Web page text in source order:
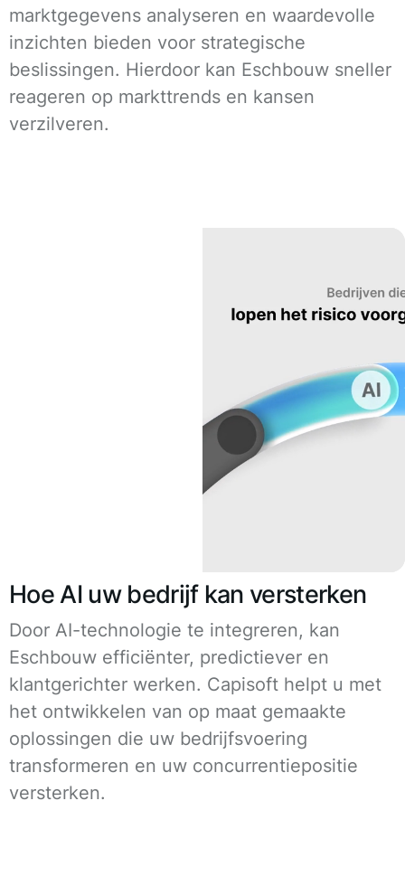
marktgegevens analyseren en waardevolle
inzichten bieden voor strategische
beslissingen. Hierdoor kan Eschbouw sneller
reageren op markttrends en kansen
verzilveren.
Hoe AI uw bedrijf kan versterken
Door AI-technologie te integreren, kan
Eschbouw efficiënter, predictiever en
klantgerichter werken. Capisoft helpt u met
het ontwikkelen van op maat gemaakte
oplossingen die uw bedrijfsvoering
transformeren en uw concurrentiepositie
versterken.